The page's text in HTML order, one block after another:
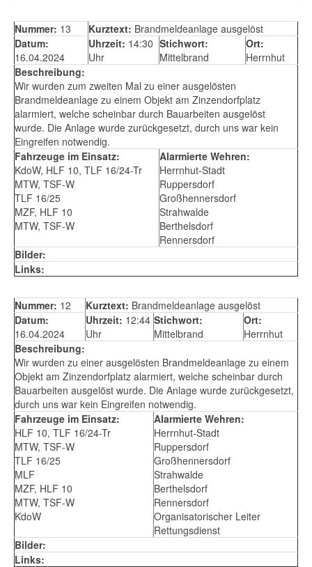
Nummer: 13 Kurztext: Brandmeldeanlage ausgelöst
Datum:
16.04.2024
Uhrzeit: 14:30
Uhr
Stichwort:
Mittelbrand
Ort:
Herrnhut
Beschreibung:
Wir wurden zum zweiten Mal zu einer ausgelösten
Brandmeldeanlage zu einem Objekt am Zinzendorfplatz
alarmiert, welche scheinbar durch Bauarbeiten ausgelöst
wurde. Die Anlage wurde zurückgesetzt, durch uns war kein
Eingreifen notwendig.
Fahrzeuge im Einsatz:
KdoW, HLF 10, TLF 16/24-Tr
MTW, TSF-W
TLF 16/25
MZF, HLF 10
MTW, TSF-W
Alarmierte Wehren:
Herrnhut-Stadt
Ruppersdorf
Großhennersdorf
Strahwalde
Berthelsdorf
Rennersdorf
Bilder:
Links:
Nummer: 12 Kurztext: Brandmeldeanlage ausgelöst
Datum:
16.04.2024
Uhrzeit: 12:44
Uhr
Stichwort:
Mittelbrand
Ort:
Herrnhut
Beschreibung:
Wir wurden zu einer ausgelösten Brandmeldeanlage zu einem
Objekt am Zinzendorfplatz alarmiert, welche scheinbar durch
Bauarbeiten ausgelöst wurde. Die Anlage wurde zurückgesetzt,
durch uns war kein Eingreifen notwendig.
Fahrzeuge im Einsatz:
HLF 10, TLF 16/24-Tr
MTW, TSF-W
TLF 16/25
MLF
MZF, HLF 10
MTW, TSF-W
KdoW
Alarmierte Wehren:
Herrnhut-Stadt
Ruppersdorf
Großhennersdorf
Strahwalde
Berthelsdorf
Rennersdorf
Organisatorischer Leiter
Rettungsdienst
Bilder:
Links: